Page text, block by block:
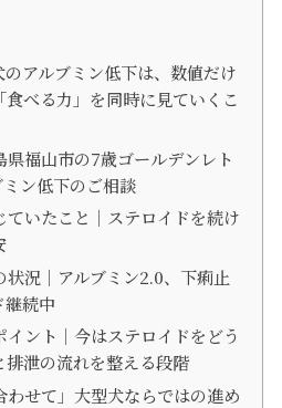
アルブミン低下は、数値だけ
べる力」を同時に見ていくこ
福山市の7歳ゴールデンレト
ン低下のご相談
いたこと｜ステロイドを続け
状況｜アルブミン2.0、下痢止
継続中
ント｜今はステロイドをどう
泄の流れを整える段階
わせて」大型犬ならではの進め